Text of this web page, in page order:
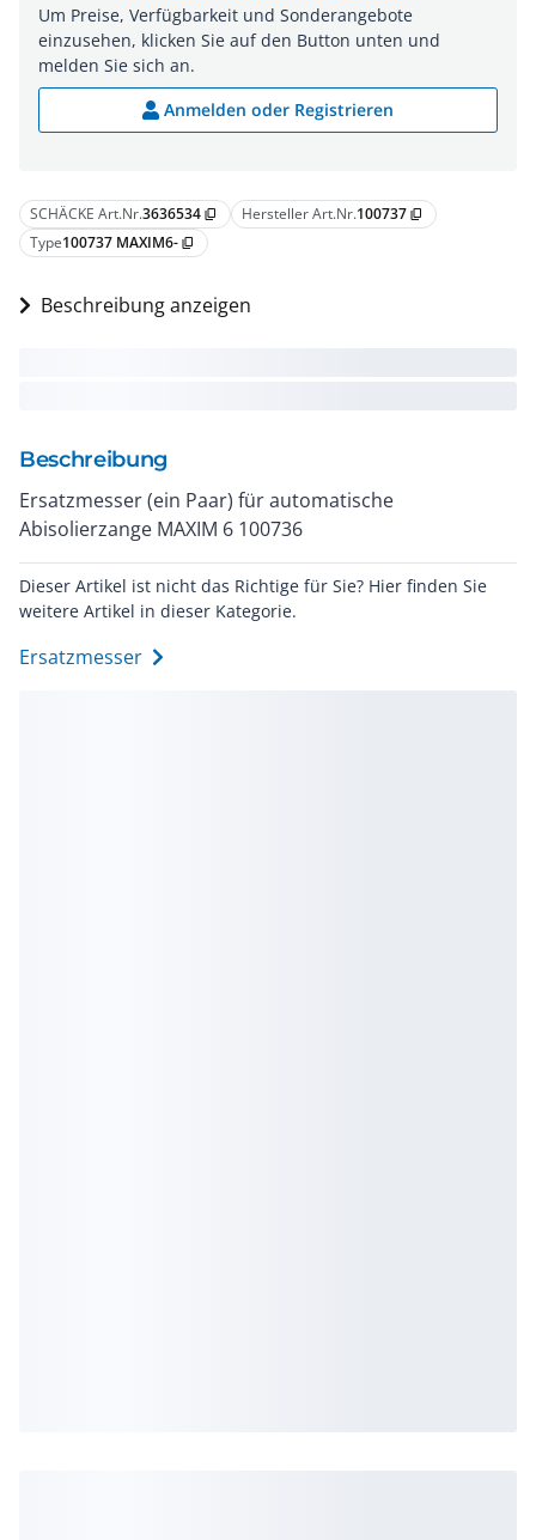
SCHÄCKE Art.Nr.3636534 content_copy Hersteller Art.Nr.100737 content_copy
Type100737 MAXIM6- content_copy
Beschreibung anzeigen
Beschreibung
Ersatzmesser (ein Paar) für automatische
Abisolierzange MAXIM 6 100736
Dieser Artikel ist nicht das Richtige für Sie? Hier finden Sie
weitere Artikel in dieser Kategorie.
Ersatzmesser
Um Preise, Verfügbarkeit und Sonderangebote
einzusehen, klicken Sie auf den Button unten und
melden Sie sich an.
Anmelden oder Registrieren